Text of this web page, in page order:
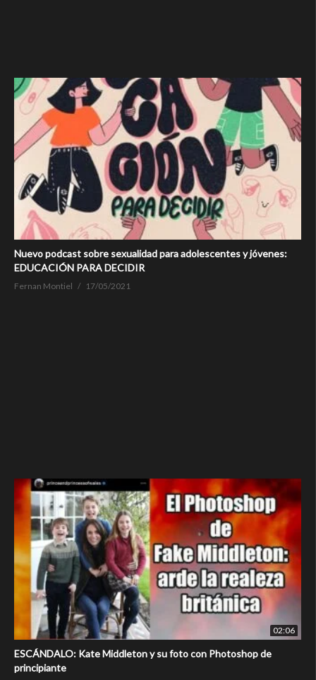
Nuevo podcast sobre sexualidad para adolescentes y jóvenes:
EDUCACIÓN PARA DECIDIR
Fernan Montiel 17/05/2021
02:06
ESCÁNDALO: Kate Middleton y su foto con Photoshop de
principiante